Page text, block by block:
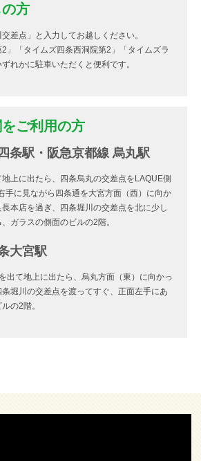
方
差点」と入力してお越しください。
2」「タイムズ四条西洞院第2」「タイムズラ
れかに駐車いただくと便利です。
ご利用の方
条駅・阪急京都線 烏丸駅
上に出たら、四条烏丸の交差点をLAQUE側
手に見ながら四条通を大宮方面（西）に向か
本店を過ぎ、四条堀川の交差点を北に少し
ガラスの側面のビルの2階。
大宮駅
出て地上に出たら、烏丸方面（東）に向かっ
堀川の交差点を渡ってすぐ、正面左手にあ
の2階。